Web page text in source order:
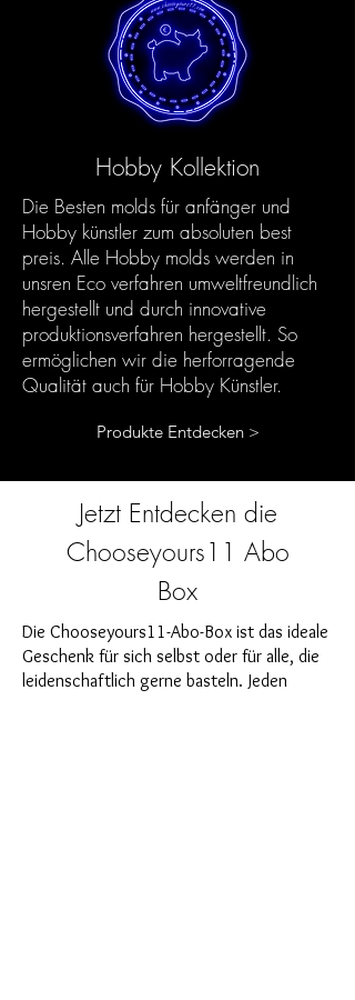
Hobby Kollektion
Die Besten molds für anfänger und
Hobby künstler zum absoluten best
preis. Alle Hobby molds werden in
unsren Eco verfahren umweltfreundlich
hergestellt und durch innovative
produktionsverfahren hergestellt. So
ermöglichen wir die herforragende
Qualität auch für Hobby Künstler.
Produkte Entdecken >
Jetzt Entdecken die
Chooseyours11 Abo
Box
Die Chooseyours11-Abo-Box ist das ideale
Geschenk für sich selbst oder für alle, die
leidenschaftlich gerne basteln. Jeden